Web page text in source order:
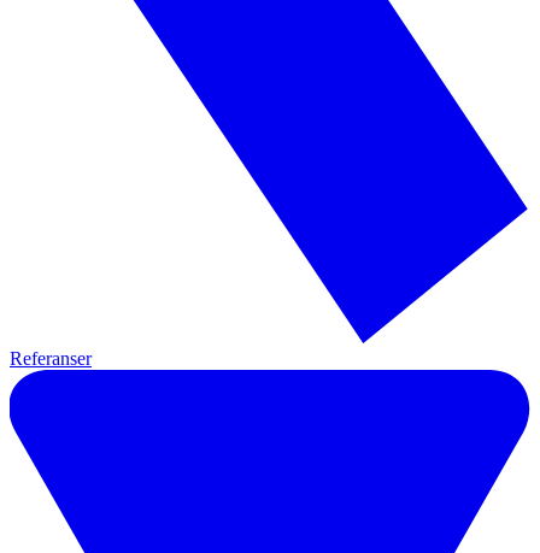
Referanser